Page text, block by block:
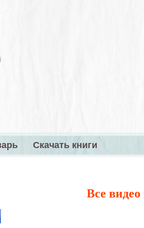
Скачать книги
Все видео